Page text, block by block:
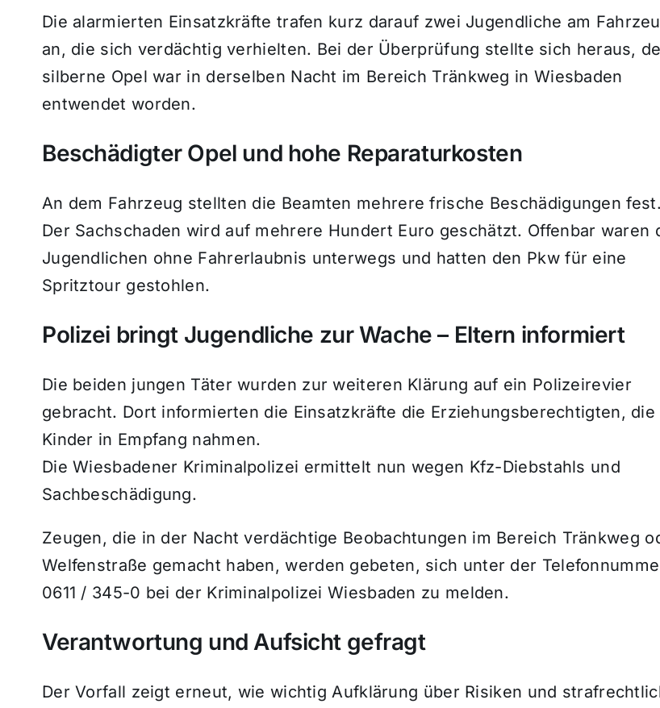
Die alarmierten Einsatzkräfte trafen kurz darauf zwei Jugendliche am
an, die sich verdächtig verhielten. Bei der Überprüfung stellte sich heraus,
silberne Opel war in derselben Nacht im Bereich Tränkweg in Wiesbaden
entwendet worden.
Beschädigter Opel und hohe Reparaturkosten
An dem Fahrzeug stellten die Beamten mehrere frische Beschädigungen fest.
Der Sachschaden wird auf mehrere Hundert Euro geschätzt. Offenbar waren
Jugendlichen ohne Fahrerlaubnis unterwegs und hatten den Pkw für eine
Spritztour gestohlen.
Polizei bringt Jugendliche zur Wache – Eltern informiert
Die beiden jungen Täter wurden zur weiteren Klärung auf ein Polizeirevier
gebracht. Dort informierten die Einsatzkräfte die Erziehungsberechtigten, die
Kinder in Empfang nahmen.
Die Wiesbadener Kriminalpolizei ermittelt nun wegen Kfz-Diebstahls und
Sachbeschädigung.
Zeugen, die in der Nacht verdächtige Beobachtungen im Bereich Tränkweg
Welfenstraße gemacht haben, werden gebeten, sich unter der
0611 / 345-0 bei der Kriminalpolizei Wiesbaden zu melden.
Verantwortung und Aufsicht gefragt
Der Vorfall zeigt erneut, wie wichtig Aufklärung über Risiken und